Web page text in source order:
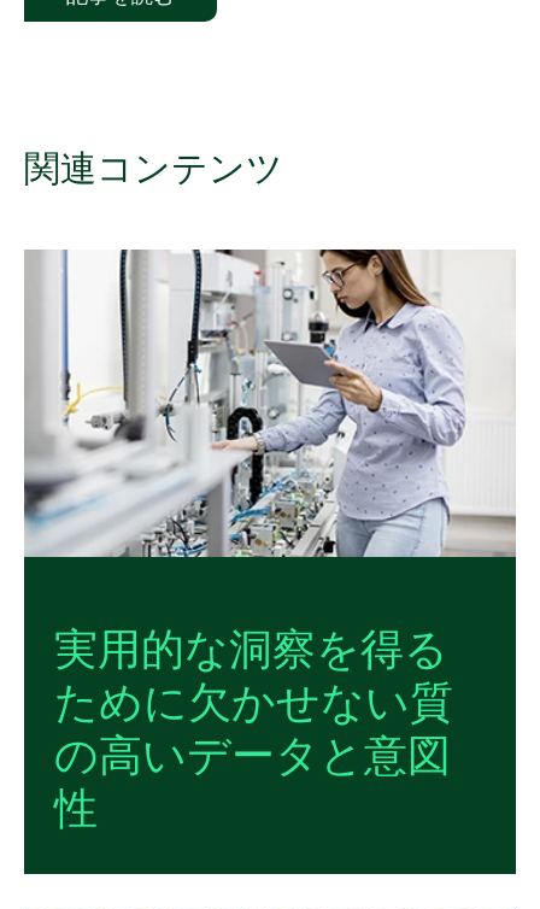
関連コンテンツ
実用 的な洞察を得る
ために欠かせない質
の高いデータ と 意図
性